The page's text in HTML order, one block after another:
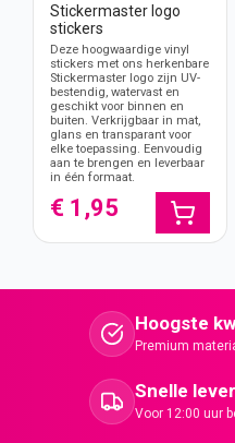
Stickermaster logo
stickers
Deze hoogwaardige vinyl
stickers met ons herkenbare
Stickermaster logo zijn UV-
bestendig, watervast en
geschikt voor binnen en
buiten. Verkrijgbaar in mat,
glans en transparant voor
elke toepassing. Eenvoudig
aan te brengen en leverbaar
in één formaat.
€ 1,95
Hoogste
Premium
Snelle
Voor 12:00 uur